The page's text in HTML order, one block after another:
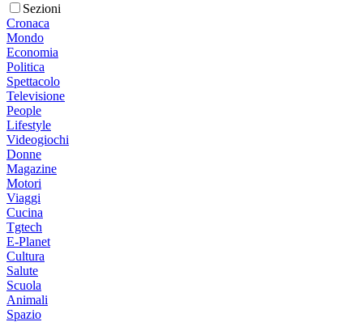
Sezioni
Cronaca
Mondo
Economia
Politica
Spettacolo
Televisione
People
Lifestyle
Videogiochi
Donne
Magazine
Motori
Viaggi
Cucina
Tgtech
E-Planet
Cultura
Salute
Scuola
Animali
Spazio